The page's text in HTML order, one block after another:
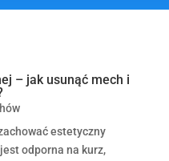
– jak usunąć mech i
estetyczny
odporna na kurz,